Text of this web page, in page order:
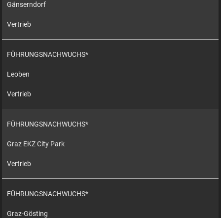
Gänserndorf
Vertrieb
FÜHRUNGSNACHWUCHS*
Leoben
Vertrieb
FÜHRUNGSNACHWUCHS*
Graz EKZ City Park
Vertrieb
FÜHRUNGSNACHWUCHS*
Graz-Gösting